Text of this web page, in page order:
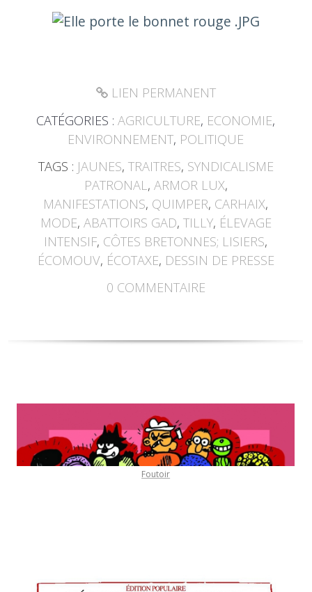
LIEN PERMANENT
CATÉGORIES :AGRICULTURE, ECONOMIE,
ENVIRONNEMENT, POLITIQUE
TAGS : JAUNES, TRAITRES, SYNDICALISME
PATRONAL , ARMOR LUX,
MANIFESTATIONS, QUIMPER, CARHAIX,
MODE, ABATTOIRS GAD, TILLY, ÉLEVAGE
INTENSIF, CÔTES BRETONNES; LISIERS,
ÉCOMOUV, ÉCOTAXE, DESSIN DE PRESSE
0 COMMENTAIRE
Foutoir